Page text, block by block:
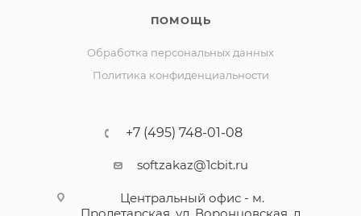
ПОМОЩЬ
Обработка персональных данных
Политика конфиденциальности
+7 (495) 748-01-08
softzakaz@1cbit.ru
Центральный офис - м.